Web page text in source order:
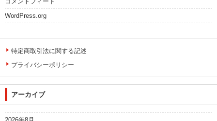
WordPress.org
特定商取引法に関する記述
プライバシーポリシー
アーカイブ